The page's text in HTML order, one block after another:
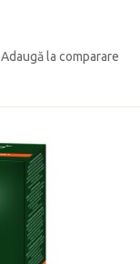
Adaugă la comparare